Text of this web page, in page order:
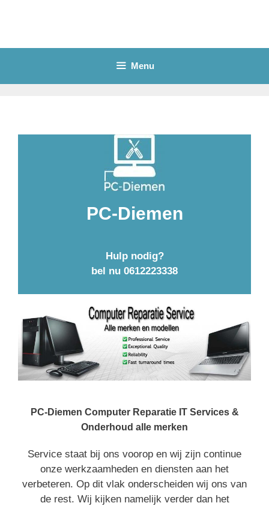
inhoud
Menu
PC-Diemen
Hulp nodig?
bel nu 0612223338
PC-Diemen Computer Reparatie IT Services &
Onderhoud alle merken
Service staat bij ons voorop en wij zijn continue
onze werkzaamheden en diensten aan het
verbeteren. Op dit vlak onderscheiden wij ons van
de rest. Wij kijken namelijk verder dan het